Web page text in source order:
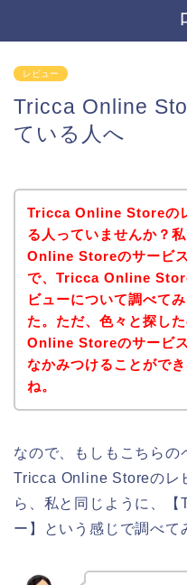
レビュー
Tricca Online
ている人へ
Tricca Online Storeの
る人っていませんか？
Online Storeのサービ
で、Tricca Online
ビューについて調べて
た。ただ、色々と探し
Online Storeのサービ
なかみつけることがで
ね。
なので、もしもこちらの
Tricca Online Storeのレ
ら、私と同じように、
ー】という感じで調べて